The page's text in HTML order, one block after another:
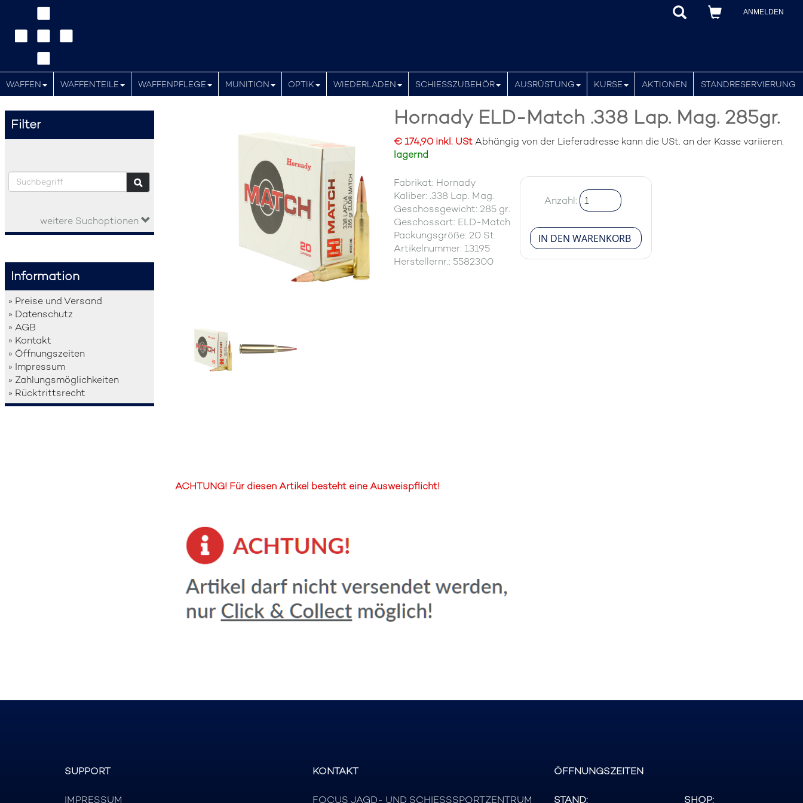
ANMELDEN
WAFFEN WAFFENTEILE WAFFENPFLEGE MUNITION OPTIK WIEDERLADEN SCHIESSZUBEHÖR AUSRÜSTUNG KURSE AKTIONEN STANDRESERVIERUNG
Filter
weitere Suchoptionen
Information
» Preise und Versand
» Datenschutz
» AGB
» Kontakt
» Öffnungszeiten
» Impressum
» Zahlungsmöglichkeiten
» Rücktrittsrecht
Hornady ELD-Match .338 Lap. Mag. 285gr.
€ 174,90 inkl. UStAbhängig von der Lieferadresse kann die USt. an der Kasse variieren.
lagernd
Fabrikat: Hornady
Kaliber: .338 Lap. Mag.
Geschossgewicht: 285 gr.
Geschossart: ELD-Match
Packungsgröße: 20 St.
Artikelnummer: 13195
Herstellernr.: 5582300
Anzahl:
ACHTUNG! Für diesen Artikel besteht eine Ausweispflicht!
SUPPORT
IMPRESSUM
KONTAKT
FOCUS JAGD- UND SCHIESSSPORTZENTRUM
ÖFFNUNGSZEITEN
STAND: SHOP: